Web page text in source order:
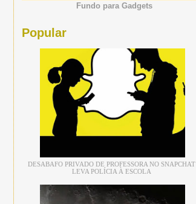
Fundo para Gadgets
Popular
DESABAFO PRIVADO DE PROFESSORA NO SNAPCHAT
LEVA POLÍCIA À ESCOLA